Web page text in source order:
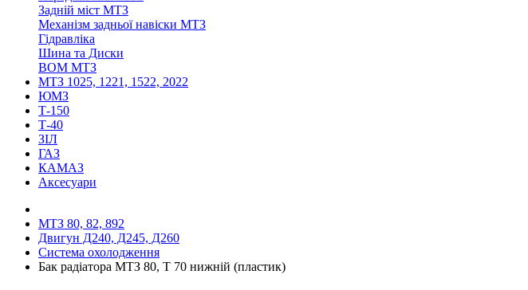
Задній міст МТЗ
Механізм задньої навіски МТЗ
Гідравліка
Шина та Диски
ВОМ МТЗ
МТЗ 1025, 1221, 1522, 2022
ЮМЗ
Т-150
Т-40
ЗІЛ
ГАЗ
КАМАЗ
Аксесуари
МТЗ 80, 82, 892
Двигун Д240, Д245, Д260
Система охолодження
Бак радіатора МТЗ 80, Т 70 нижній (пластик)